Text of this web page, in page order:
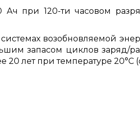
при 120-ти часовом
возобновляемой
запасом циклов заряд/
лет при температуре 20°C